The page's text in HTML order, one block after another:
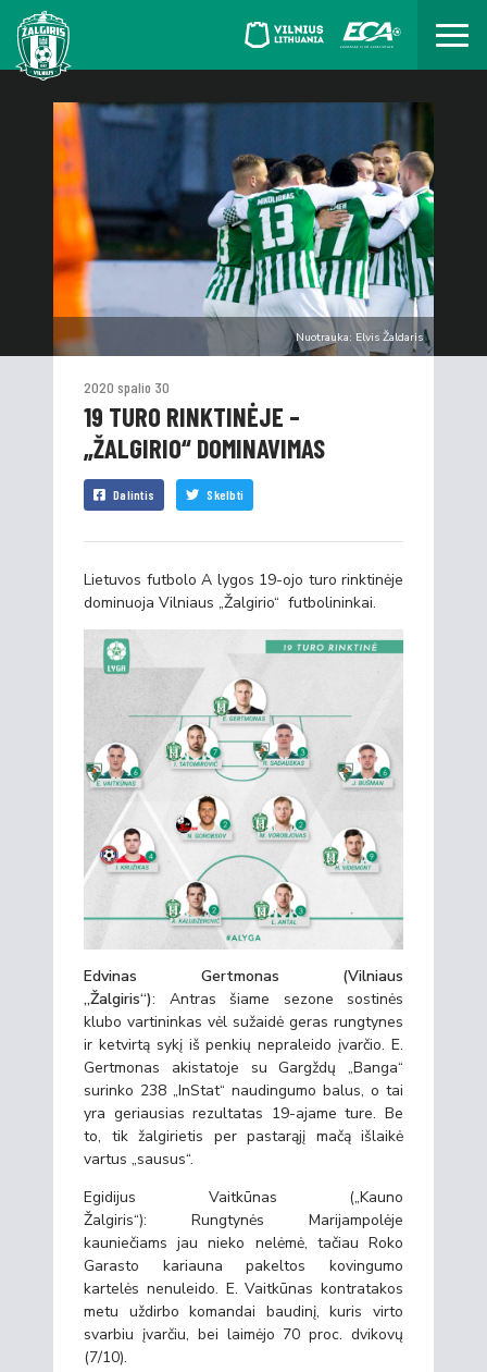
Nuotrauka: Elvis Žaldaris
2020 spalio 30
19 TURO RINKTINĖJE –
„ŽALGIRIO“ DOMINAVIMAS
Dalintis Skelbti
Lietuvos futbolo A lygos 19-ojo turo rinktinėje
dominuoja Vilniaus „Žalgirio“ futbolininkai.
Edvinas Gertmonas (Vilniaus
„Žalgiris“): Antras šiame sezone sostinės
klubo vartininkas vėl sužaidė geras rungtynes
ir ketvirtą sykį iš penkių nepraleido įvarčio. E.
Gertmonas akistatoje su Gargždų „Banga“
surinko 238 „InStat“ naudingumo balus, o tai
yra geriausias rezultatas 19-ajame ture. Be
to, tik žalgirietis per pastarąjį mačą išlaikė
vartus „sausus“.
Egidijus Vaitkūnas („Kauno
Žalgiris“): Rungtynės Marijampolėje
kauniečiams jau nieko nelėmė, tačiau Roko
Garasto kariauna pakeltos kovingumo
kartelės nenuleido. E. Vaitkūnas kontratakos
metu uždirbo komandai baudinį, kuris virto
svarbiu įvarčiu, bei laimėjo 70 proc. dvikovų
(7/10).